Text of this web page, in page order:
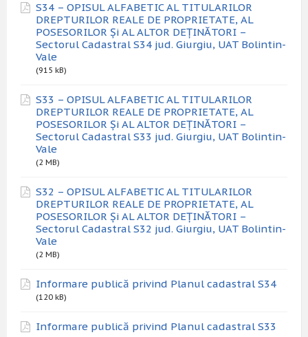
S34 – OPISUL ALFABETIC AL TITULARILOR
DREPTURILOR REALE DE PROPRIETATE, AL
POSESORILOR Și AL ALTOR DEȚINĂTORI –
Sectorul Cadastral S34 jud. Giurgiu, UAT Bolintin-
Vale
(915 kB)
S33 – OPISUL ALFABETIC AL TITULARILOR
DREPTURILOR REALE DE PROPRIETATE, AL
POSESORILOR Și AL ALTOR DEȚINĂTORI –
Sectorul Cadastral S33 jud. Giurgiu, UAT Bolintin-
Vale
(2 MB)
S32 – OPISUL ALFABETIC AL TITULARILOR
DREPTURILOR REALE DE PROPRIETATE, AL
POSESORILOR Și AL ALTOR DEȚINĂTORI –
Sectorul Cadastral S32 jud. Giurgiu, UAT Bolintin-
Vale
(2 MB)
Informare publică privind Planul cadastral S34
(120 kB)
Informare publică privind Planul cadastral S33